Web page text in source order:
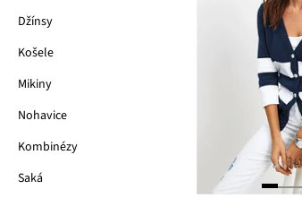
Džínsy
Košele
Mikiny
Nohavice
Kombinézy
Saká